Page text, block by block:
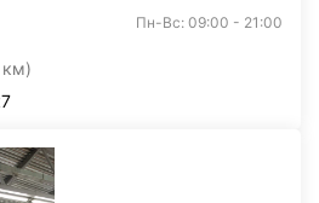
Пн-Вс: 09:00 - 21:00